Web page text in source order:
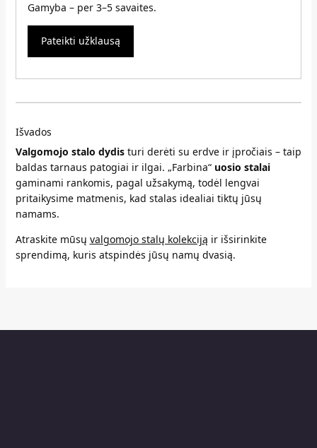
Gamyba – per 3–5 savaites.
Pateikti užklausą
Išvados
Valgomojo stalo dydisturi derėti su erdve ir įpročiais – taip
baldas tarnaus patogiai ir ilgai. „Farbina“ uosio stalai
gaminami rankomis, pagal užsakymą, todėl lengvai
pritaikysime matmenis, kad stalas idealiai tiktų jūsų
namams.
Atraskite mūsų valgomojo stalų kolekciją ir išsirinkite
sprendimą, kuris atspindės jūsų namų dvasią.